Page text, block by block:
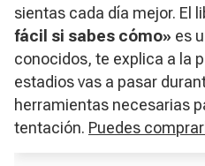
sientas cada día mejor. El
fácil si sabes cómo» es
conocidos, te explica a la
estadios vas a pasar
herramientas necesarias
tentación. Puedes